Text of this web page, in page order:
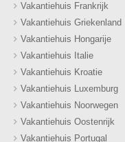
Vakantiehuis Frankrijk
Vakantiehuis Griekenland
Vakantiehuis Hongarije
Vakantiehuis Italie
Vakantiehuis Kroatie
Vakantiehuis Luxemburg
Vakantiehuis Noorwegen
Vakantiehuis Oostenrijk
Vakantiehuis Portugal